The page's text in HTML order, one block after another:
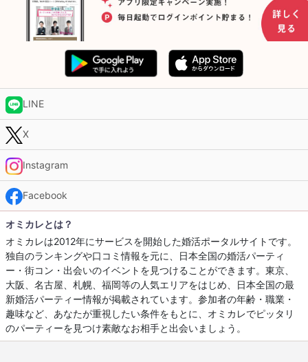
LINE
X
Instagram
Facebook
オミカレとは？
オミカレは2012年にサービスを開始した婚活ポータルサイトです。
独自のランキングや口コミ情報を元に、日本全国の婚活パーティ
ー・街コン・出会いのイベントを見つけることができます。東京、
大阪、名古屋、札幌、福岡等の人気エリアをはじめ、日本全国の最
新婚活パーティー情報が掲載されています。参加者の年齢・職業・
趣味など、あなたが重視したい条件をもとに、オミカレでピッタリ
のパーティーを見つけ素敵なお相手と出会いましょう。